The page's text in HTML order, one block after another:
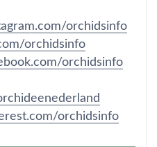
orchidsinfo
orchidsinfo
orchidsinfo
orchidsinfo